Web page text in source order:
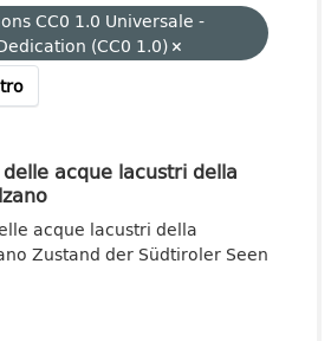
CC0 1.0 Universale -
(CC0 1.0)
acque lacustri della
acque lacustri della
Zustand der Südtiroler Seen